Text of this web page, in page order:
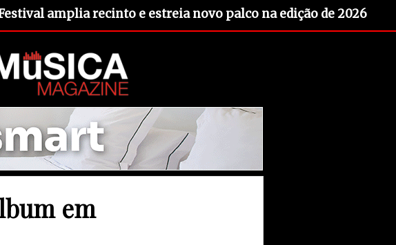
amplia recinto e estreia novo palco na edição de 2026
em